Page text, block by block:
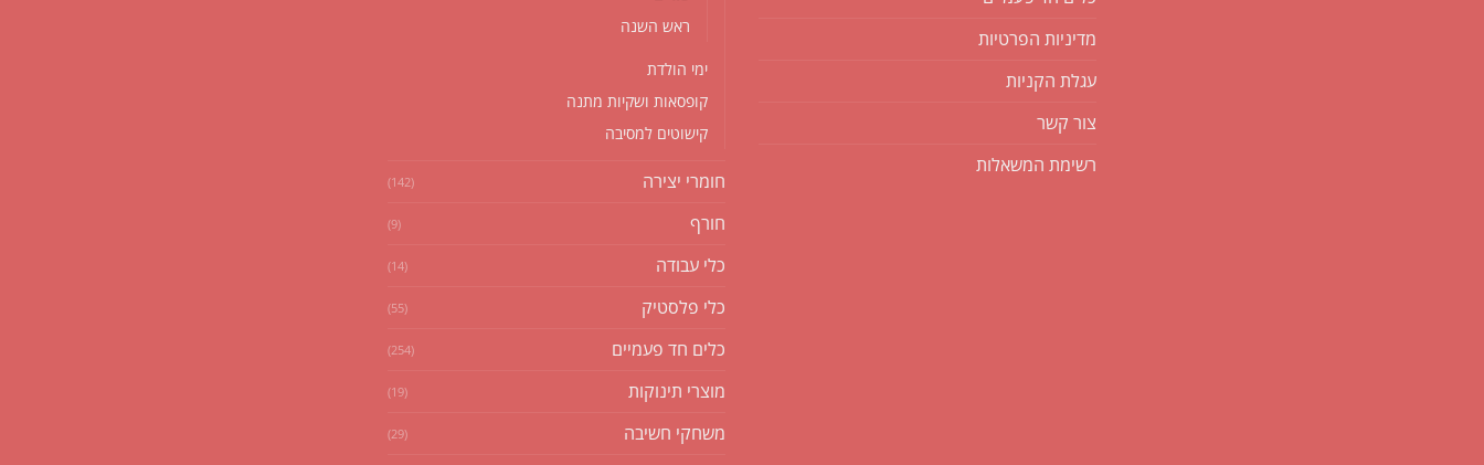
מדיניות הפרטיות
עגלת הקניות
צור קשר
רשימת המשאלות
ראש השנה
ימי הולדת
קופסאות ושקיות מתנה
קישוטים למסיבה
חומרי יצירה (142)
חורף (9)
כלי עבודה (14)
כלי פלסטיק (55)
כלים חד פעמיים (254)
מוצרי תינוקות (19)
משחקי חשיבה (29)